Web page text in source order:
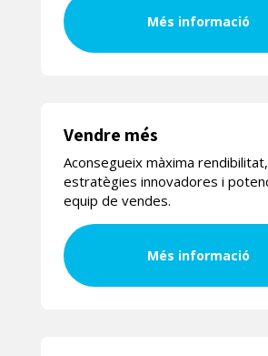
Més informació
Vendre més
Aconsegueix màxima rendibilitat,
estratègies innovadores i
equip de vendes.
Més informació